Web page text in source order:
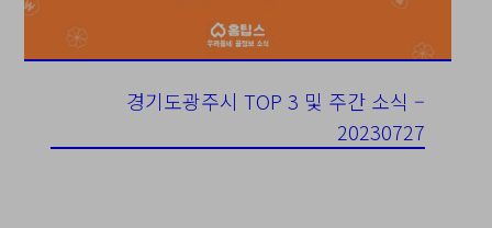
경기도광주시 TOP 3 및 주간 소식 –
20230727